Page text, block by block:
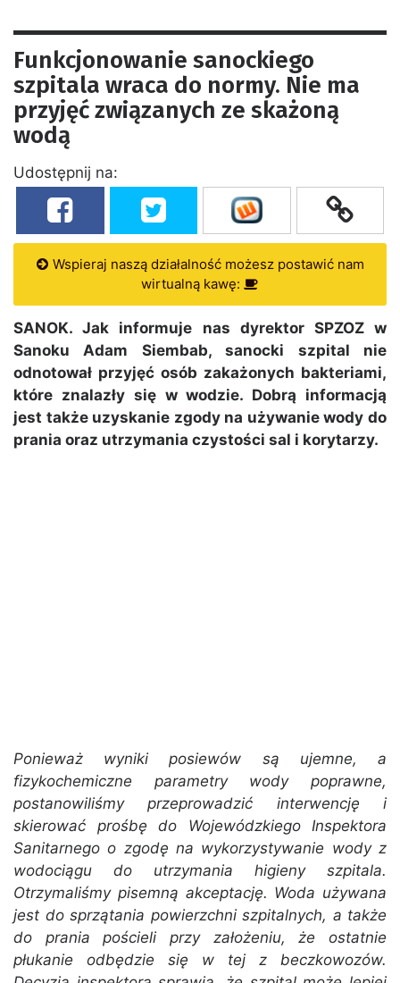
Funkcjonowanie sanockiego
szpitala wraca do normy. Nie ma
przyjęć związanych ze skażoną
wodą
Udostępnij na:
Wspieraj naszą działalność możesz postawić nam
wirtualną kawę:
SANOK. Jak informuje nas dyrektor SPZOZ w
Sanoku Adam Siembab, sanocki szpital nie
odnotował przyjęć osób zakażonych bakteriami,
które znalazły się w wodzie. Dobrą informacją
jest także uzyskanie zgody na używanie wody do
prania oraz utrzymania czystości sal i korytarzy.
Ponieważ wyniki posiewów są ujemne, a
fizykochemiczne parametry wody poprawne,
postanowiliśmy przeprowadzić interwencję i
skierować prośbę do Wojewódzkiego Inspektora
Sanitarnego o zgodę na wykorzystywanie wody z
wodociągu do utrzymania higieny szpitala.
Otrzymaliśmy pisemną akceptację. Woda używana
jest do sprzątania powierzchni szpitalnych, a także
do prania pościeli przy założeniu, że ostatnie
płukanie odbędzie się w tej z beczkowozów.